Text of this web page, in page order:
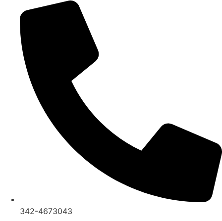
342-4673043